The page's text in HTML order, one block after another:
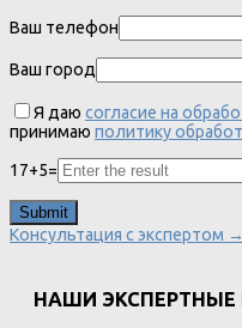
Ваш телефон
Ваш город
Я даю согласие на
принимаю политику
17+5=
Консультация с экспертом →
НАШИ